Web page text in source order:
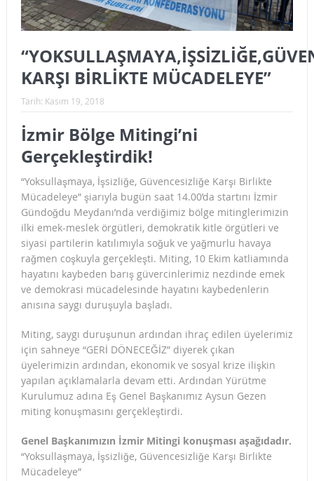
KARŞI BİRLİKTE MÜCADELEYE”
Tarih: Kasım 19, 2018
İzmir Bölge Mitingi’ni
Gerçekleştirdik!
“Yoksullaşmaya, İşsizliğe, Güvencesizliğe Karşı Birlikte
Mücadeleye” şiarıyla bugün saat 14.00’da startını İzmir
Gündoğdu Meydanı’nda verdiğimiz bölge mitinglerimizin
ilki emek-meslek örgütleri, demokratik kitle örgütleri ve
siyasi partilerin katılımıyla soğuk ve yağmurlu havaya
rağmen coşkuyla gerçekleşti. Miting, 10 Ekim katliamında
hayatını kaybeden barış güvercinlerimiz nezdinde emek
ve demokrasi mücadelesinde hayatını kaybedenlerin
anısına saygı duruşuyla başladı.
Miting, saygı duruşunun ardından ihraç edilen üyelerimiz
için sahneye “GERİ DÖNECEĞİZ” diyerek çıkan
üyelerimizin ardından, ekonomik ve sosyal krize ilişkin
yapılan açıklamalarla devam etti. Ardından Yürütme
Kurulumuz adına Eş Genel Başkanımız Aysun Gezen
miting konuşmasını gerçekleştirdi.
Genel Başkanımızın İzmir Mitingi konuşması aşağıdadır.
“Yoksullaşmaya, İşsizliğe, Güvencesizliğe Karşı Birlikte
Mücadeleye”